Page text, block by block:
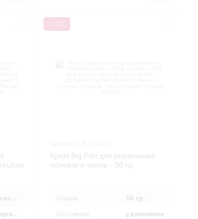
прозрачный
-17%
Крем Big Pen для увеличения
полового члена - 50 гр.
Объем
50 гр.
Основное
удлинение